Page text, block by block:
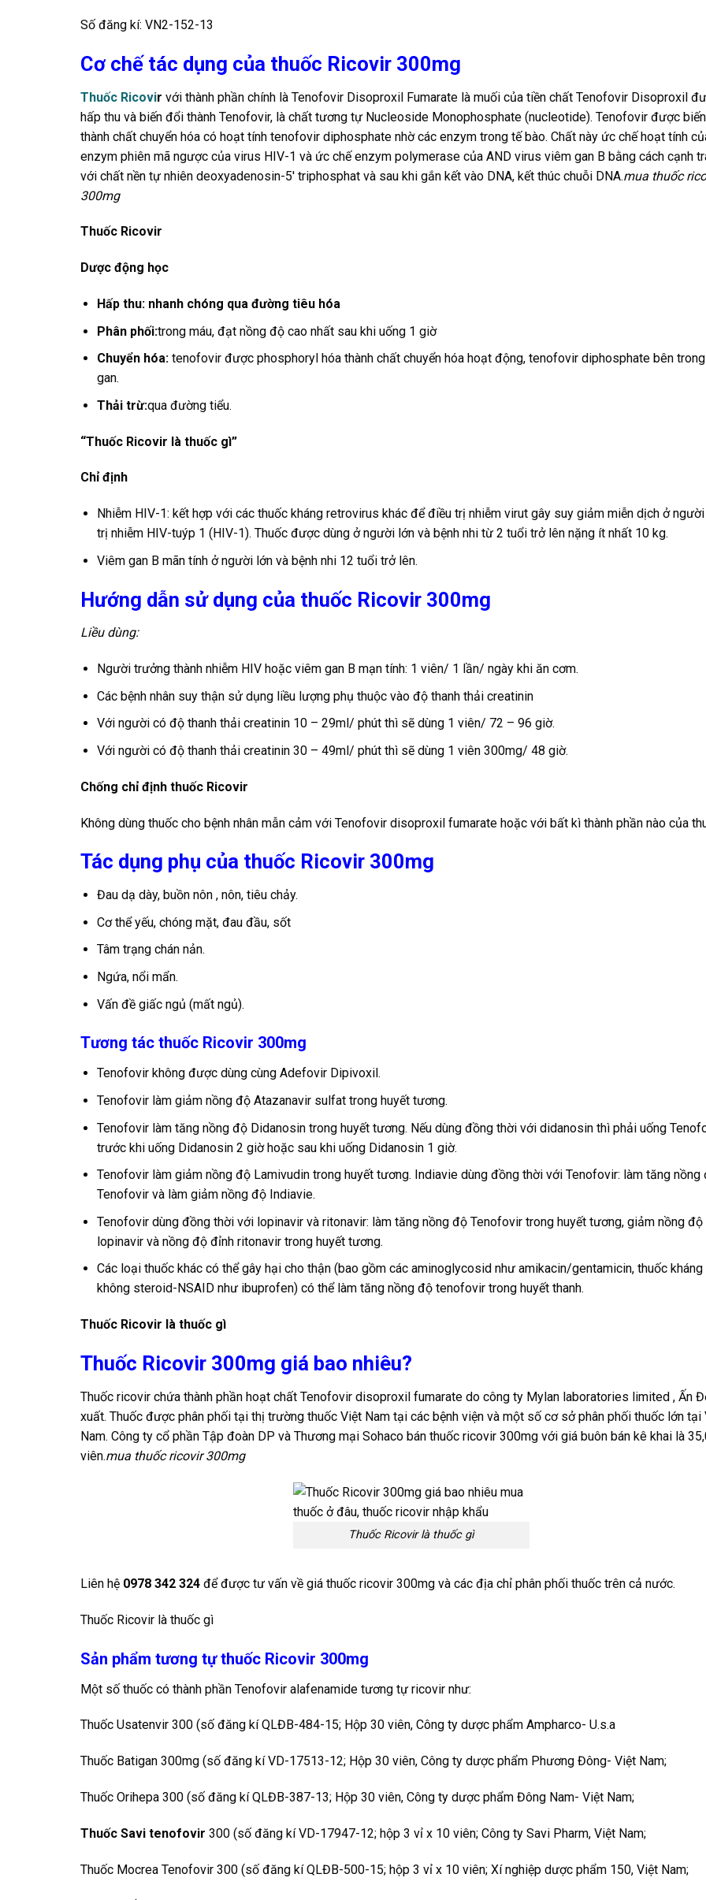
Số đăng kí: VN2-152-13
Cơ chế tác dụng của thuốc Ricovir 300mg
Thuốc Ricovir với thành phần chính là Tenofovir Disoproxil Fumarate là muối của tiền chất Tenofovir Disoproxil
hấp thu và biến đổi thành Tenofovir, là chất tương tự Nucleoside Monophosphate (nucleotide). Tenofovir được
thành chất chuyển hóa có hoạt tính tenofovir diphosphate nhờ các enzym trong tế bào. Chất này ức chế hoạt tính
enzym phiên mã ngược của virus HIV-1 và ức chế enzym polymerase của AND virus viêm gan B bằng cách cạnh
với chất nền tự nhiên deoxyadenosin-5′ triphosphat và sau khi gắn kết vào DNA, kết thúc chuỗi DNA.mua thuốc
300mg
Thuốc Ricovir
Dược động học
Hấp thu: nhanh chóng qua đường tiêu hóa
Phân phối:trong máu, đạt nồng độ cao nhất sau khi uống 1 giờ
Chuyển hóa: tenofovir được phosphoryl hóa thành chất chuyển hóa hoạt động, tenofovir diphosphate bên
gan.
Thải trừ:qua đường tiểu.
“Thuốc Ricovir là thuốc gì”
Chỉ định
Nhiễm HIV-1: kết hợp với các thuốc kháng retrovirus khác để điều trị nhiễm virut gây suy giảm miễn dịch ở
trị nhiễm HIV-tuýp 1 (HIV-1). Thuốc được dùng ở người lớn và bệnh nhi từ 2 tuổi trở lên nặng ít nhất 10 kg.
Viêm gan B mãn tính ở người lớn và bệnh nhi 12 tuổi trở lên.
Hướng dẫn sử dụng của thuốc Ricovir 300mg
Liều dùng:
Người trưởng thành nhiễm HIV hoặc viêm gan B mạn tính: 1 viên/ 1 lần/ ngày khi ăn cơm.
Các bệnh nhân suy thận sử dụng liều lượng phụ thuộc vào độ thanh thải creatinin
Với người có độ thanh thải creatinin 10 – 29ml/ phút thì sẽ dùng 1 viên/ 72 – 96 giờ.
Với người có độ thanh thải creatinin 30 – 49ml/ phút thì sẽ dùng 1 viên 300mg/ 48 giờ.
Chống chỉ định thuốc Ricovir
Không dùng thuốc cho bệnh nhân mẫn cảm với Tenofovir disoproxil fumarate hoặc với bất kì thành phần nào của
Tác dụng phụ của thuốc Ricovir 300mg
Đau dạ dày, buồn nôn , nôn, tiêu chảy.
Cơ thể yếu, chóng mặt, đau đầu, sốt
Tâm trạng chán nản.
Ngứa, nổi mẩn.
Vấn đề giấc ngủ (mất ngủ).
Tương tác thuốc Ricovir 300mg
Tenofovir không được dùng cùng Adefovir Dipivoxil.
Tenofovir làm giảm nồng độ Atazanavir sulfat trong huyết tương.
Tenofovir làm tăng nồng độ Didanosin trong huyết tương. Nếu dùng đồng thời với didanosin thì phải uống
trước khi uống Didanosin 2 giờ hoặc sau khi uống Didanosin 1 giờ.
Tenofovir làm giảm nồng độ Lamivudin trong huyết tương. Indiavie dùng đồng thời với Tenofovir: làm tăng nồng
Tenofovir và làm giảm nồng độ Indiavie.
Tenofovir dùng đồng thời với lopinavir và ritonavir: làm tăng nồng độ Tenofovir trong huyết tương, giảm nồng độ
lopinavir và nồng độ đỉnh ritonavir trong huyết tương.
Các loại thuốc khác có thể gây hại cho thận (bao gồm các aminoglycosid như amikacin/gentamicin, thuốc
không steroid-NSAID như ibuprofen) có thể làm tăng nồng độ tenofovir trong huyết thanh.
Thuốc Ricovir là thuốc gì
Thuốc Ricovir 300mg giá bao nhiêu?
Thuốc ricovir chứa thành phần hoạt chất Tenofovir disoproxil fumarate do công ty Mylan laboratories limited , Ấn
xuất. Thuốc được phân phối tại thị trường thuốc Việt Nam tại các bệnh viện và một số cơ sở phân phối thuốc lớn tại
Nam. Công ty cổ phần Tập đoàn DP và Thương mại Sohaco bán thuốc ricovir 300mg với giá buôn bán kê khai là
viên.mua thuốc ricovir 300mg
Thuốc Ricovir là thuốc gì
Liên hệ 0978 342 324 để được tư vấn về giá thuốc ricovir 300mg và các địa chỉ phân phối thuốc trên cả nước.
Thuốc Ricovir là thuốc gì
Sản phẩm tương tự thuốc Ricovir 300mg
Một số thuốc có thành phần Tenofovir alafenamide tương tự ricovir như:
Thuốc Usatenvir 300 (số đăng kí QLĐB-484-15; Hộp 30 viên, Công ty dược phẩm Ampharco- U.s.a
Thuốc Batigan 300mg (số đăng kí VD-17513-12; Hộp 30 viên, Công ty dược phẩm Phương Đông- Việt Nam;
Thuốc Orihepa 300 (số đăng kí QLĐB-387-13; Hộp 30 viên, Công ty dược phẩm Đông Nam- Việt Nam;
Thuốc Savi tenofovir 300 (số đăng kí VD-17947-12; hộp 3 vỉ x 10 viên; Công ty Savi Pharm, Việt Nam;
Thuốc Mocrea Tenofovir 300 (số đăng kí QLĐB-500-15; hộp 3 vỉ x 10 viên; Xí nghiệp dược phẩm 150, Việt Nam;